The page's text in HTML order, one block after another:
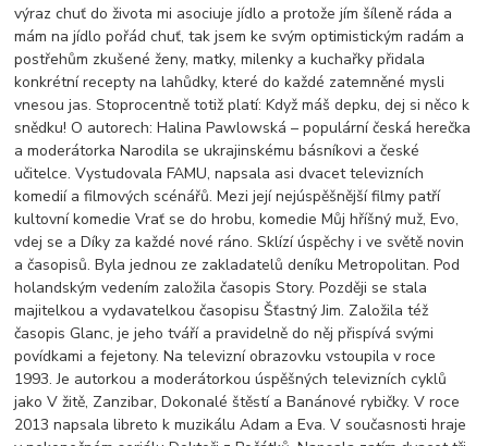
výraz chuť do života mi asociuje jídlo a protože jím šíleně ráda a
mám na jídlo pořád chuť, tak jsem ke svým optimistickým radám a
postřehům zkušené ženy, matky, milenky a kuchařky přidala
konkrétní recepty na lahůdky, které do každé zatemněné mysli
vnesou jas. Stoprocentně totiž platí: Když máš depku, dej si něco k
snědku! O autorech: Halina Pawlowská – populární česká herečka
a moderátorka Narodila se ukrajinskému básníkovi a české
učitelce. Vystudovala FAMU, napsala asi dvacet televizních
komedií a filmových scénářů. Mezi její nejúspěšnější filmy patří
kultovní komedie Vrať se do hrobu, komedie Můj hříšný muž, Evo,
vdej se a Díky za každé nové ráno. Sklízí úspěchy i ve světě novin
a časopisů. Byla jednou ze zakladatelů deníku Metropolitan. Pod
holandským vedením založila časopis Story. Později se stala
majitelkou a vydavatelkou časopisu Šťastný Jim. Založila též
časopis Glanc, je jeho tváří a pravidelně do něj přispívá svými
povídkami a fejetony. Na televizní obrazovku vstoupila v roce
1993. Je autorkou a moderátorkou úspěšných televizních cyklů
jako V žitě, Zanzibar, Dokonalé štěstí a Banánové rybičky. V roce
2013 napsala libreto k muzikálu Adam a Eva. V současnosti hraje